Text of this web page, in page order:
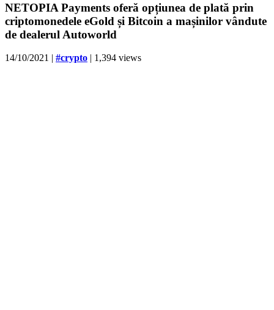
NETOPIA Payments oferă opțiunea de plată prin
criptomonedele eGold și Bitcoin a mașinilor vândute
de dealerul Autoworld
14/10/2021 | #crypto | 1,394 views